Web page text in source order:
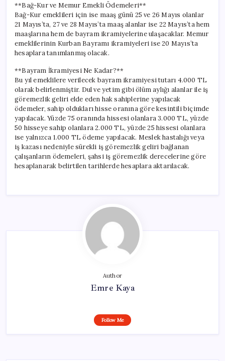
**Bağ-Kur ve Memur Emekli Ödemeleri**
Bağ-Kur emeklileri için ise maaş günü 25 ve 26 Mayıs olanlar
21 Mayıs’ta, 27 ve 28 Mayıs’ta maaş alanlar ise 22 Mayıs’ta hem
maaşlarına hem de bayram ikramiyelerine ulaşacaklar. Memur
emeklilerinin Kurban Bayramı ikramiyeleri ise 20 Mayıs’ta
hesaplara tanımlanmış olacak.
**Bayram İkramiyesi Ne Kadar?**
Bu yıl emeklilere verilecek bayram ikramiyesi tutarı 4.000 TL
olarak belirlenmiştir. Dul ve yetim gibi ölüm aylığı alanlar ile iş
göremezlik geliri elde eden hak sahiplerine yapılacak
ödemeler, sahip oldukları hisse oranına göre kesintili biçimde
yapılacak. Yüzde 75 oranında hissesi olanlara 3.000 TL, yüzde
50 hisseye sahip olanlara 2.000 TL, yüzde 25 hissesi olanlara
ise yalnızca 1.000 TL ödeme yapılacak. Meslek hastalığı veya
iş kazası nedeniyle sürekli iş göremezlik geliri bağlanan
çalışanların ödemeleri, şahsi iş göremezlik derecelerine göre
hesaplanarak belirtilen tarihlerde hesaplara aktarılacak.
Author
Emre Kaya
Follow Me